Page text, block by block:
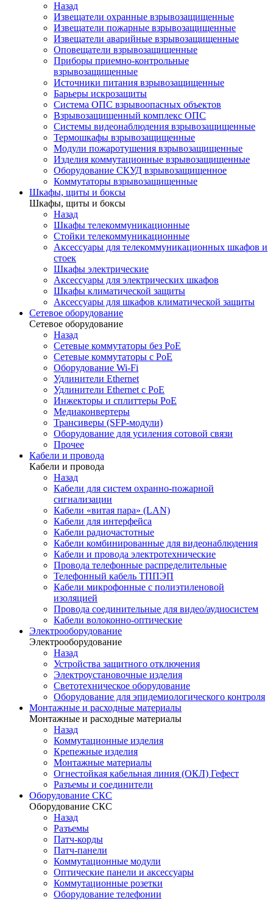
Назад
Извещатели охранные взрывозащищенные
Извещатели пожарные взрывозащищенные
Извещатели аварийные взрывозащищенные
Оповещатели взрывозащищенные
Приборы приемно-контрольные
взрывозащищенные
Источники питания взрывозащищенные
Барьеры искрозащиты
Система ОПС взрывоопасных объектов
Взрывозащищенный комплекс ОПС
Системы видеонаблюдения взрывозащищенные
Термошкафы взрывозащищенные
Модули пожаротушения взрывозащищенные
Изделия коммутационные взрывозащищенные
Оборудование СКУД взрывозащищенное
Коммутаторы взрывозащищенные
Шкафы, щиты и боксы
Шкафы, щиты и боксы
Назад
Шкафы телекоммуникационные
Стойки телекоммуникационные
Аксессуары для телекоммуникационных шкафов и
стоек
Шкафы электрические
Аксессуары для электрических шкафов
Шкафы климатической защиты
Аксессуары для шкафов климатической защиты
Сетевое оборудование
Сетевое оборудование
Назад
Сетевые коммутаторы без PoE
Сетевые коммутаторы с PoE
Оборудование Wi-Fi
Удлинители Ethernet
Удлинители Ethernet с PoE
Инжекторы и сплиттеры PoE
Медиаконвертеры
Трансиверы (SFP-модули)
Оборудование для усиления сотовой связи
Прочее
Кабели и провода
Кабели и провода
Назад
Кабели для систем охранно-пожарной
сигнализации
Кабели «витая пара» (LAN)
Кабели для интерфейса
Кабели радиочастотные
Кабели комбинированные для видеонаблюдения
Кабели и провода электротехнические
Провода телефонные распределительные
Телефонный кабель ТППЭП
Кабели микрофонные с полиэтиленовой
изоляцией
Провода соединительные для видео/аудиосистем
Кабели волоконно-оптические
Электрооборудование
Электрооборудование
Назад
Устройства защитного отключения
Электроустановочные изделия
Светотехническое оборудование
Оборудование для эпидемиологического контроля
Монтажные и расходные материалы
Монтажные и расходные материалы
Назад
Коммутационные изделия
Крепежные изделия
Монтажные материалы
Огнестойкая кабельная линия (ОКЛ) Гефест
Разъемы и соединители
Оборудование СКС
Оборудование СКС
Назад
Разъемы
Патч-корды
Патч-панели
Коммутационные модули
Оптические панели и аксессуары
Коммутационные розетки
Оборудование телефонии